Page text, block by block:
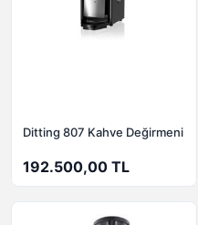
Ditting 807 Kahve Değirmeni
192.500,00 TL